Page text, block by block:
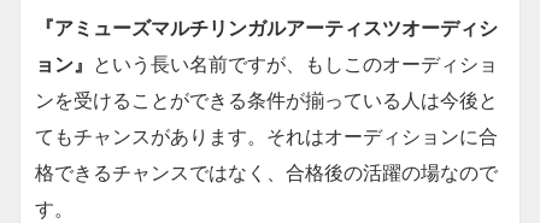
『アミューズマルチリンガルアーティスツオーディシ
ョン』 という長い名前ですが、もしこのオーディショ
ンを受けることができる条件が揃っている人は今後と
てもチャンスがあります。それはオーディションに合
格できるチャンスではなく、合格後の活躍の場なので
す。